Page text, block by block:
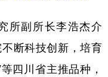
副所长李浩杰介
断科技创新，培育
等四川省主推品种，